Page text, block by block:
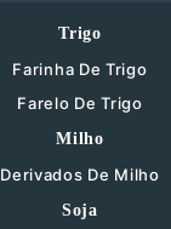
Trigo
Farinha De Trigo
Farelo De Trigo
Milho
Derivados De Milho
Soja